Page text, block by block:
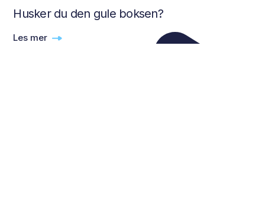
Husker du den gule boksen?
Les mer